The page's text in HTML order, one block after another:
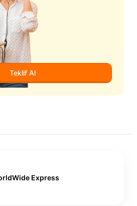
Teklif Al
Express